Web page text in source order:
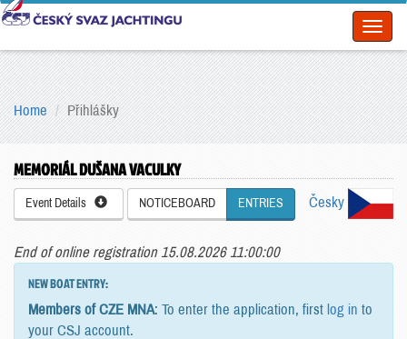
Home Přihlášky
MEMORIÁL DUŠANA VACULKY
Event Details NOTICEBOARD ENTRIES Česky
End of online registration 15.08.2026 11:00:00
NEW BOAT ENTRY:
Members of CZE MNA: To enter the application, first log in to
your CSJ account.